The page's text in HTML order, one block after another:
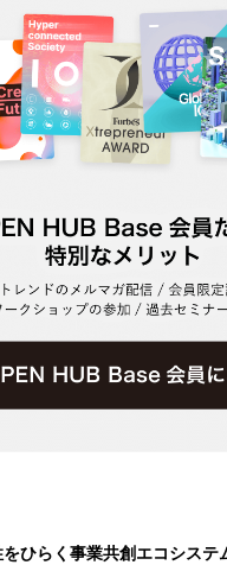
ひらく事業共創エコシステ